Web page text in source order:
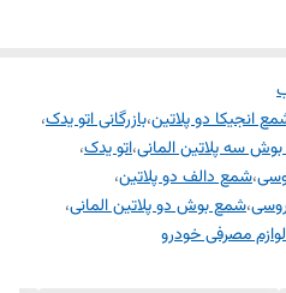
انجیکا دو پلاتین،بازرگانی اتو یدک،
سه پلاتین المانی،اتو یدک،
،شمع دالف دو پلاتین،
،شمع بوش دو پلاتین المانی،
لوازم مصرفی خودرو